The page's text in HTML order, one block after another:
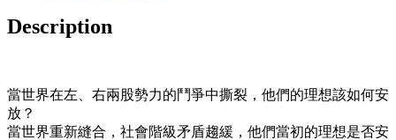
Description
當世界在左、右兩股勢力的鬥爭中撕裂，他們的理想該如何安
放？
當世界重新縫合，社會階級矛盾趨緩，他們當初的理想是否安